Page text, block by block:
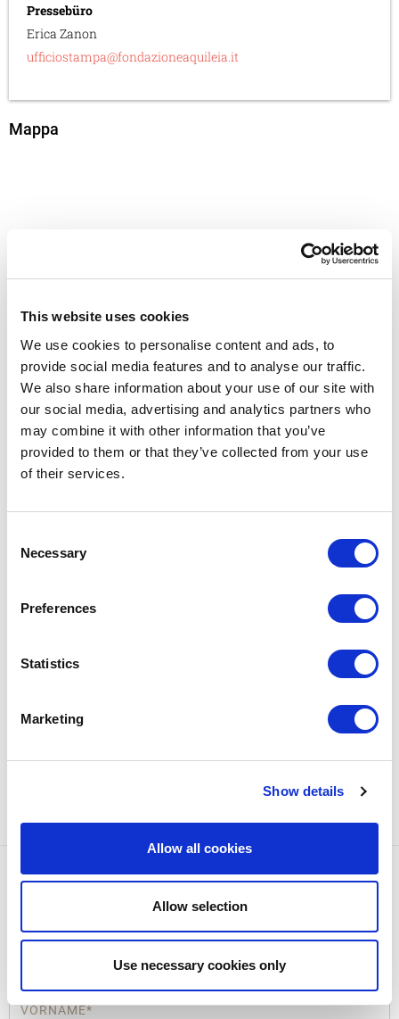
This website uses cookies
We use cookies to personalise content and ads, to
provide social media features and to analyse our traffic.
We also share information about your use of our site with
our social media, advertising and analytics partners who
may combine it with other information that you’ve
provided to them or that they’ve collected from your use
of their services.
Selection
Necessary
Preferences
Statistics
Marketing
Show details
Allow all cookies
Allow selection
Use necessary cookies only
Pressebüro
Erica Zanon
ufficiostampa@fondazioneaquileia.it
Mappa
Anmeldung zum Newsletter
Sie erhalten Informationen zu Ausstellungen und Veranstaltungen in
Aquileia, Nachrichten aus der Welt der Archäologie und Vieles mehr.
* Obligatorische Felder
Vorname